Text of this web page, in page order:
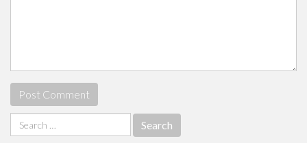
Search
for: